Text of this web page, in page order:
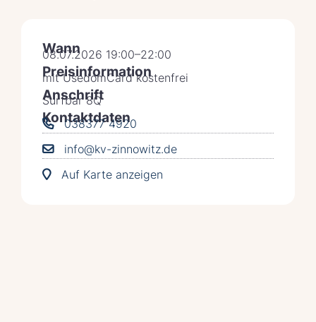
Wann
08.07.2026 19:00–22:00
Preisinformation
mit UsedomCard kostenfrei
Anschrift
Surfbar 8Q
Kontaktdaten
038377 4920
info@kv-zinnowitz.de
Auf Karte anzeigen